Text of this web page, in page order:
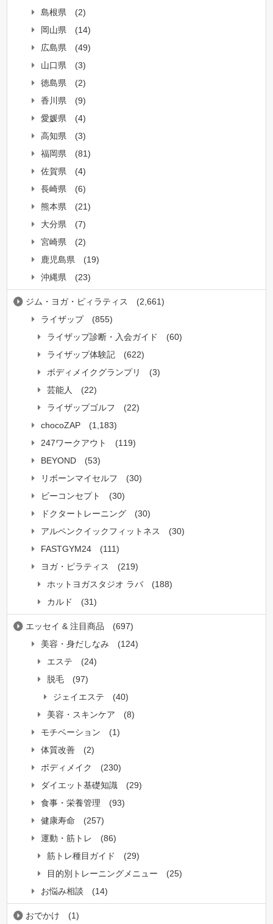
島根県
(2)
岡山県
(14)
広島県
(49)
山口県
(3)
徳島県
(2)
香川県
(9)
愛媛県
(4)
高知県
(3)
福岡県
(81)
佐賀県
(4)
長崎県
(6)
熊本県
(21)
大分県
(7)
宮崎県
(2)
鹿児島県
(19)
沖縄県
(23)
ジム・ヨガ・ピィラティス
(2,661)
ライザップ
(855)
ライザップ診断・入会ガイド
(60)
ライザップ体験記
(622)
ボディメイクグランプリ
(3)
芸能人
(22)
ライザップゴルフ
(22)
chocoZAP
(1,183)
247ワークアウト
(119)
BEYOND
(53)
リボーンマイセルフ
(30)
ビーコンセプト
(30)
ドクタートレーニング
(30)
アルペンクイックフィットネス
(30)
FASTGYM24
(111)
ヨガ・ピラティス
(219)
ホットヨガスタジオ ラバ
(188)
カルド
(31)
エッセイ & 注目商品
(697)
美容・身だしなみ
(124)
エステ
(24)
脱毛
(97)
ジェイエステ
(40)
美容・スキンケア
(8)
モチベーション
(1)
体質改善
(2)
ボディメイク
(230)
ダイエット基礎知識
(29)
食事・栄養管理
(93)
健康寿命
(257)
運動・筋トレ
(86)
筋トレ種目ガイド
(29)
目的別トレーニングメニュー
(25)
お悩み相談
(14)
おでかけ (1)